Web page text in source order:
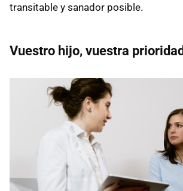
transitable y sanador posible.
Vuestro hijo, vuestra prioridad